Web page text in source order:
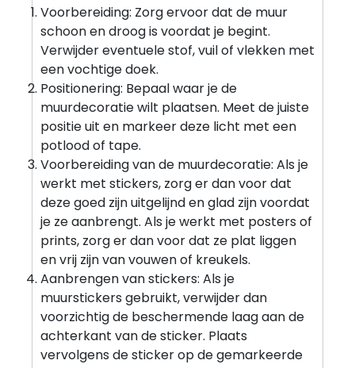
Voorbereiding: Zorg ervoor dat de muur
schoon en droog is voordat je begint.
Verwijder eventuele stof, vuil of vlekken met
een vochtige doek.
Positionering: Bepaal waar je de
muurdecoratie wilt plaatsen. Meet de juiste
positie uit en markeer deze licht met een
potlood of tape.
Voorbereiding van de muurdecoratie: Als je
werkt met stickers, zorg er dan voor dat
deze goed zijn uitgelijnd en glad zijn voordat
je ze aanbrengt. Als je werkt met posters of
prints, zorg er dan voor dat ze plat liggen
en vrij zijn van vouwen of kreukels.
Aanbrengen van stickers: Als je
muurstickers gebruikt, verwijder dan
voorzichtig de beschermende laag aan de
achterkant van de sticker. Plaats
vervolgens de sticker op de gemarkeerde